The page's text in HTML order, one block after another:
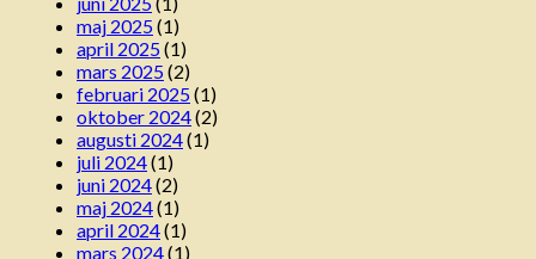
maj 2025(1)
april 2025(1)
mars 2025(2)
februari 2025(1)
oktober 2024(2)
augusti 2024(1)
juli 2024(1)
juni 2024(2)
maj 2024(1)
april 2024(1)
mars 2024(1)